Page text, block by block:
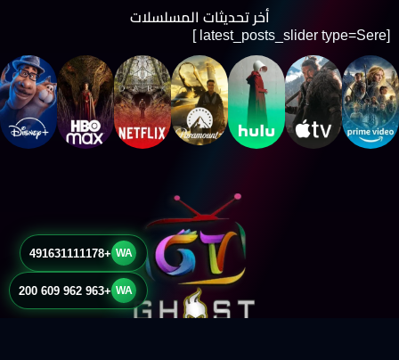
أخر تحديثات المسلسلات
[latest_posts_slider type=Sere ]
WA
+491631111178
WA
+963 962 609 200